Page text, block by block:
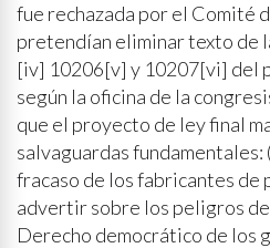
fue rechazada por el Comité
pretendían eliminar texto de
[iv] 10206[v] y 10207[vi] del
según la oficina de la
que el proyecto de ley final
salvaguardas
fracaso de los fabricantes de
advertir sobre los peligros
Derecho democrático de los